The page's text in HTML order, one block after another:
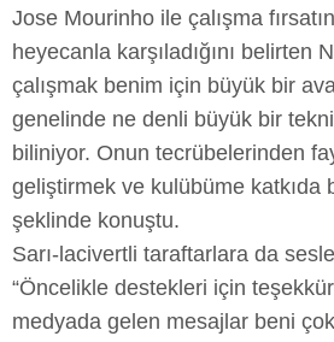
Jose Mourinho ile çalışma
heyecanla karşıladığını belirten
çalışmak benim için büyük bir
genelinde ne denli büyük bir
biliniyor. Onun tecrübelerinden
geliştirmek ve kulübüme katkıda
şeklinde konuştu.
Sarı-lacivertli taraftarlara da
“Öncelikle destekleri için
medyada gelen mesajlar beni